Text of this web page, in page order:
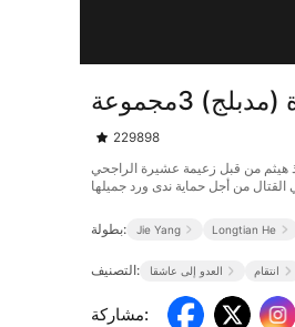
3مجموعة
229898
إنقاذ هيثم من قبل زعيمة عشيرة الراجحي
من أجل حماية ندى ورد جميلها
بطولة: Jie Yang Longtian He
التصنيف: العدو إلى عاشقا انتقام
مشاركة: